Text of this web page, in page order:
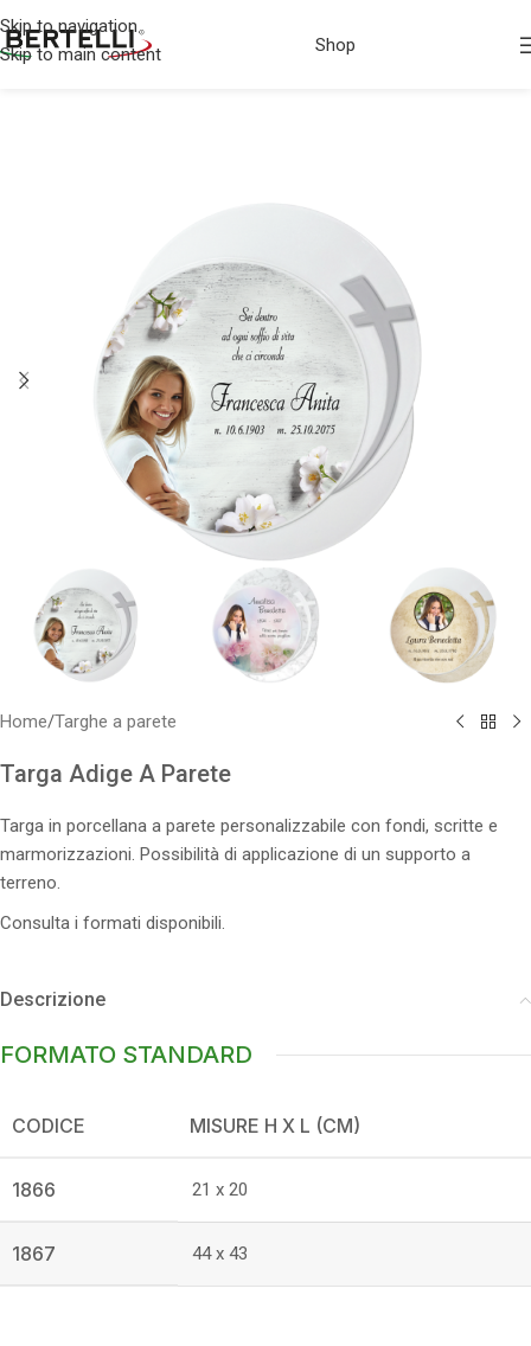
Skip to navigation
Skip to main content
Shop
Home/Targhe a parete
Targa Adige A Parete
Targa in porcellana a parete personalizzabile con fondi, scritte e
marmorizzazioni. Possibilità di applicazione di un supporto a
terreno.
Consulta i formati disponibili.
Descrizione
FORMATO STANDARD
CODICE MISURE H X L (CM)
1866 21 x 20
1867 44 x 43